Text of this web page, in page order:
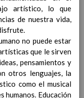
15 noviembre 2019
15 noviembre 2019
2019
concreciÃ³n curricular
de la etapa
Lengua Castellana y
del Ã¡rea
artístico, lo que
de nuestra vida,
no puede estar
que le sirven
pensamientos y
otros lenguajes, la
como el musical
humanos. Educación